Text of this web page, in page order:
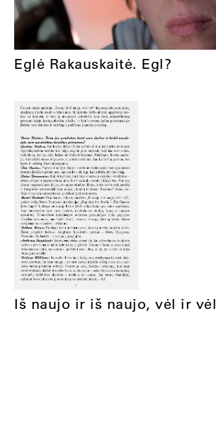
Eglė Rakauskaitė. Egl?
Iš naujo ir iš naujo, vėl ir vėl